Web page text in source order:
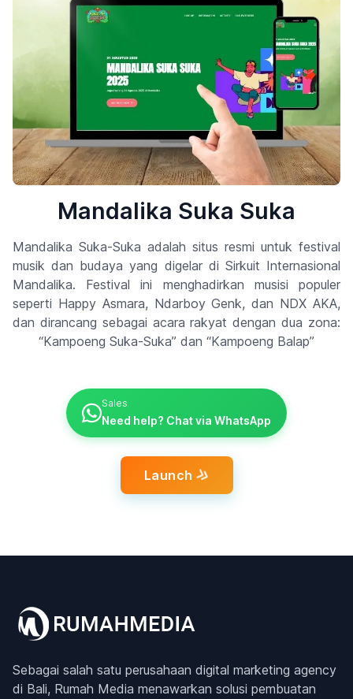
Mandalika Suka Suka
Mandalika Suka-Suka adalah situs resmi untuk festival
musik dan budaya yang digelar di Sirkuit Internasional
Mandalika. Festival ini menghadirkan musisi populer
seperti Happy Asmara, Ndarboy Genk, dan NDX AKA,
dan dirancang sebagai acara rakyat dengan dua zona:
“Kampoeng Suka-Suka” dan “Kampoeng Balap”
Sales
Need help? Chat via WhatsApp
Launch
Sebagai salah satu perusahaan digital marketing agency
di Bali, Rumah Media menawarkan solusi pembuatan